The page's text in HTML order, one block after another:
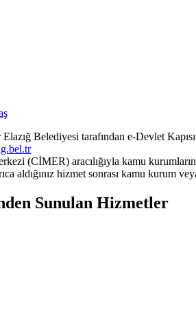
Belediyesi tarafından e-Devlet
(CİMER) aracılığıyla kamu
aldığınız hizmet sonrası kamu kurum
Sunulan Hizmetler